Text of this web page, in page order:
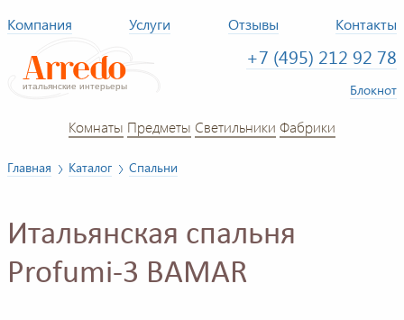
Компания Услуги Отзывы Контакты
+7 (495) 212 92 78
Блокнот
Комнаты Предметы Светильники Фабрики
Главная Каталог Спальни
Итальянская спальня
Profumi-3 BAMAR